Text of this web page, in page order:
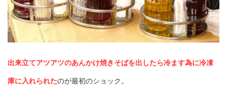
出来立てアツアツのあんかけ焼きそばを出したら冷ます為に冷凍
庫に入れられたのが最初のショック。